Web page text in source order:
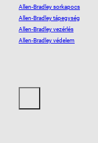
Allen-Bradley sorkapocs
Allen-Bradley tápegység
Allen-Bradley vezérlés
Allen-Bradley védelem